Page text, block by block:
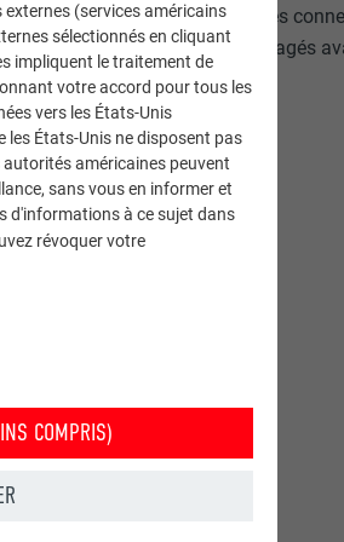
lorsque vous travaillez avec des
gants ne sont pas endommagés
(services américains
sélectionnés en cliquant
impliquent le traitement de
votre accord pour tous les
vers les États-Unis
les États-Unis ne disposent pas
américaines peuvent
sans vous en informer et
d'informations à ce sujet dans
révoquer votre
COMPRIS)